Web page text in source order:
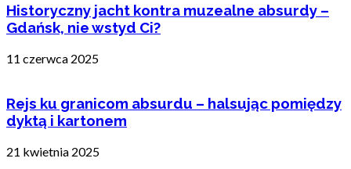
Historyczny jacht kontra muzealne absurdy –
Gdańsk, nie wstyd Ci?
11 czerwca 2025
Rejs ku granicom absurdu – halsując pomiędzy
dyktą i kartonem
21 kwietnia 2025